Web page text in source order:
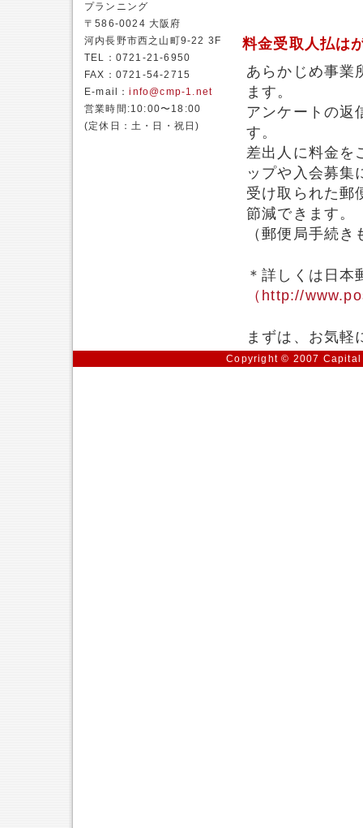
料金受取人払は
あらかじめ事業
ます。
アンケートの返
す。
差出人に料金を
ップや入会募集
受け取られた郵
節減できます。
（郵便局手続
＊詳しくは日
（http://
まずは、お気軽
プランニング
〒586-0024 大阪府
河内長野市西之山町9-22 3F
TEL：0721-21-6950
FAX：0721-54-2715
E-mail：info@cmp-1.net
営業時間:10:00〜18:00
(定休日：土・日・祝日)
Copyright © 2007